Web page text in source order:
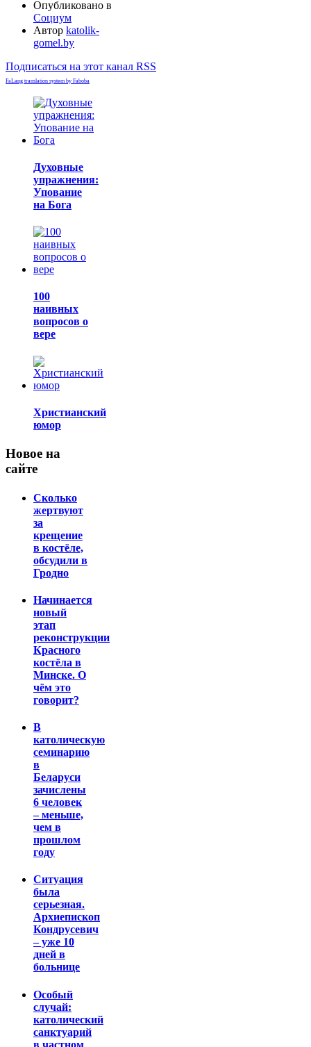
Опубликовано в
Социум
Автор katolik-
gomel.by
Подписаться на этот канал RSS
FaLang translation system by Faboba
Духовные
упражнения:
Упование
на Бога
100
наивных
вопросов о
вере
Христианский
юмор
Новое на
сайте
Сколько
жертвуют
за
крещение
в костёле,
обсудили в
Гродно
Начинается
новый
этап
реконструкции
Красного
костёла в
Минске. О
чём это
говорит?
В
католическую
семинарию
в
Беларуси
зачислены
6 человек
– меньше,
чем в
прошлом
году
Ситуация
была
серьезная.
Архиепископ
Кондрусевич
– уже 10
дней в
больнице
Особый
случай:
католический
санктуарий
в частном